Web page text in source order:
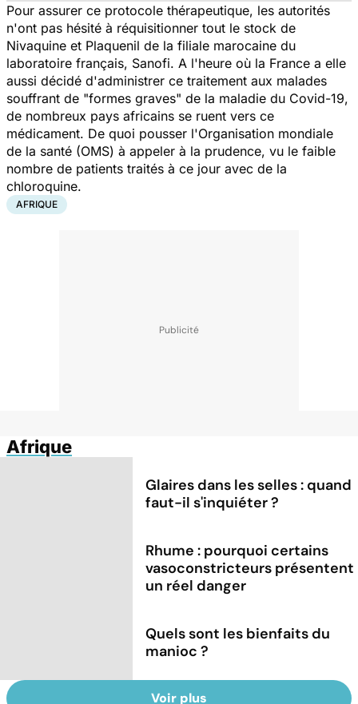
Pour assurer ce protocole thérapeutique, les autorités
n'ont pas hésité à réquisitionner tout le stock de
Nivaquine et Plaquenil de la filiale marocaine du
laboratoire français, Sanofi. A l'heure où la France a elle
aussi décidé d'administrer ce traitement aux malades
souffrant de "formes graves" de la maladie du Covid-19,
de nombreux pays africains se ruent vers ce
médicament. De quoi pousser l'Organisation mondiale
de la santé (OMS) à appeler à la prudence, vu le faible
nombre de patients traités à ce jour avec de la
chloroquine.
AFRIQUE
Afrique
Glaires dans les selles : quand
faut-il s'inquiéter ?
Rhume : pourquoi certains
vasoconstricteurs présentent
un réel danger
Quels sont les bienfaits du
manioc ?
Voir plus